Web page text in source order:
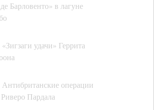
Барловенто» в лагуне
удачи» Геррита
Антибританские операции
Пардала